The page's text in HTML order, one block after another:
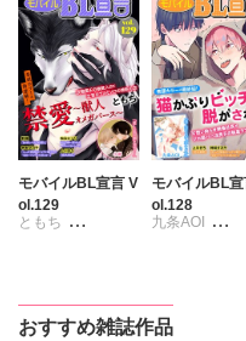
モバイルBL宣言 V
ol.129
ともち
神林タカキ 野園
小嵜
モバイルBL
ol.128
九条AOI
神林タカキ
おすすめ雑誌作品